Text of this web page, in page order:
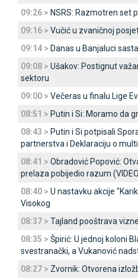
09:26 > NSRS: Razmotren set
09:16 > Vučić u zvaničnoj
09:14 > Danas u Banjaluci
09:08 > Ušakov: Postignut
sektoru
09:00 > Večeras u finalu Lige
08:51 > Putin i Si: Moramo da
08:43 > Putin i Si potpisali
partnerstva i Deklaraciju o
08:41 > Obradović Popović:
prelaza pobijedio razum
08:40 > U nastavku akcije
Visokog
08:37 > Tajland pooštrava
08:35 > Špirić: U jednoj koloni
svestranački, a Vukanović
08:27 > Zvornik: Otvorena